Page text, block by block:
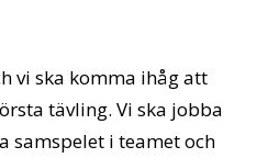
vi ska komma ihåg att
tävling. Vi ska jobba
samspelet i teamet och